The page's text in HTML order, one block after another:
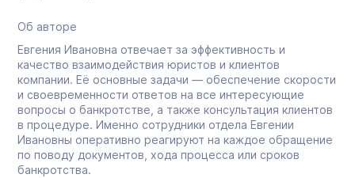
Об авторе
Евгения Ивановна отвечает за эффективность и
качество взаимодействия юристов и клиентов
компании. Её основные задачи — обеспечение скорости
и своевременности ответов на все интересующие
вопросы о банкротстве, а также консультация клиентов
в процедуре. Именно сотрудники отдела Евгении
Ивановны оперативно реагируют на каждое обращение
по поводу документов, хода процесса или сроков
банкротства.